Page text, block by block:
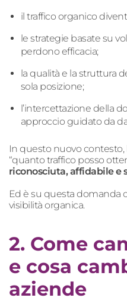
il traffico organico
le strategie basate su
perdono efficacia;
la qualità e la struttura
sola posizione;
l’intercettazione della
approccio guidato da
In questo nuovo
“quanto traffico posso
riconosciuta, affidabile e
Ed è su questa domanda
visibilità organica.
2. Come
e cosa
aziende